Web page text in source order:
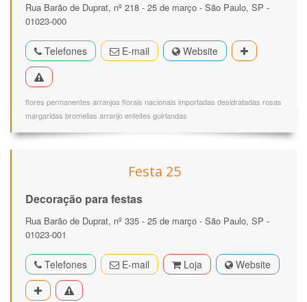
Rua Barão de Duprat, nº 218 - 25 de março - São Paulo, SP -
01023-000
Telefones E-mail Website
flores permanentes arranjos florais nacionais importadas desidratadas rosas
margaridas bromelias arranjo enfeites guirlandas
Festa 25
Decoração para festas
Rua Barão de Duprat, nº 335 - 25 de março - São Paulo, SP -
01023-001
Telefones E-mail Loja Website